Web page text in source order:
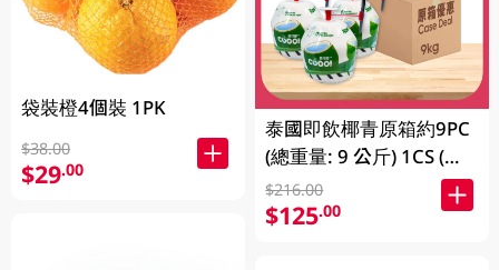
袋裝橙4個裝 1PK
$38.00
$29.00
泰國即飲椰青原箱約9PC
(總重量: 9 公斤) 1CS (包
裝及品牌隨機發放)
$216.00
$125.00